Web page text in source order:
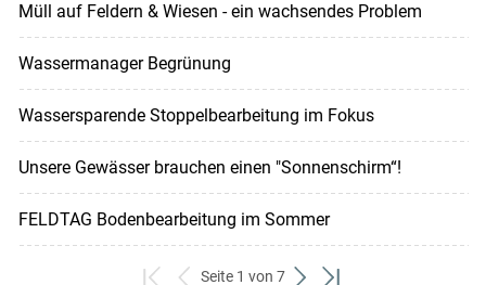
Müll auf Feldern & Wiesen - ein wachsendes Problem
Wassermanager Begrünung
Wassersparende Stoppelbearbeitung im Fokus
Unsere Gewässer brauchen einen "Sonnenschirm“!
FELDTAG Bodenbearbeitung im Sommer
Seite 1 von 7